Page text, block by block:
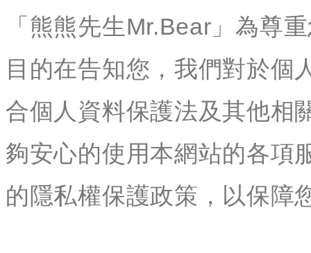
「熊熊先生Mr.Bear」為尊
目的在告知您，我們對於個
合個人資料保護法及其他相
夠安心的使用本網站的各項
的隱私權保護政策，以保障